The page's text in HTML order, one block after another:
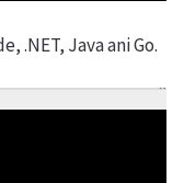
.NET, Java ani Go.